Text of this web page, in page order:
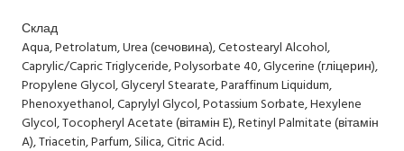
Склад
Aqua, Petrolatum, Urea (сечовина), Cetostearyl Alcohol,
Caprylic/Capric Triglyceride, Polysorbate 40, Glycerine (гліцерин),
Propylene Glycol, Glyceryl Stearate, Paraffinum Liquidum,
Phenoxyethanol, Caprylyl Glycol, Potassium Sorbate, Hexylene
Glycol, Tocopheryl Acetate (вітамін E), Retinyl Palmitate (вітамін
A), Triacetin, Parfum, Silica, Citric Acid.